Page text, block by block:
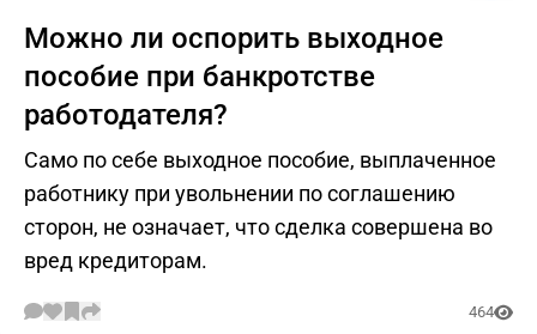
Можно ли оспорить выходное
пособие при банкротстве
работодателя?
Само по себе выходное пособие, выплаченное
работнику при увольнении по соглашению
сторон, не означает, что сделка совершена во
вред кредиторам.
464